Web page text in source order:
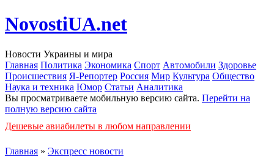
NovostiUA.net
Новости Украины и мира
Главная Политика Экономика Спорт Автомобили Здоровье
Происшествия Я-Репортер Россия Мир Культура Общество
Наука и техника Юмор Статьи Аналитика
Вы просматриваете мобильную версию сайта. Перейти на
полную версию сайта
Дешевые авиабилеты в любом направлении
Главная » Экспресс новости